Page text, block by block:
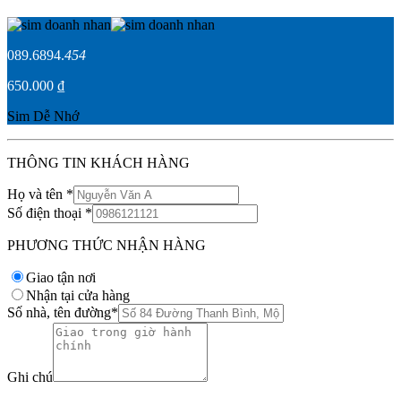
089.6894.454
650.000 ₫
Sim Dễ Nhớ
THÔNG TIN KHÁCH HÀNG
Họ và tên *
Số điện thoại *
PHƯƠNG THỨC NHẬN HÀNG
Giao tận nơi
Nhận tại cửa hàng
Số nhà, tên đường*
Ghi chú